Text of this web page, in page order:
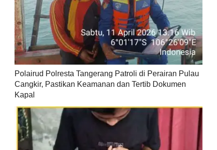
Polairud Polresta Tangerang Patroli di Perairan Pulau
Cangkir, Pastikan Keamanan dan Tertib Dokumen
Kapal